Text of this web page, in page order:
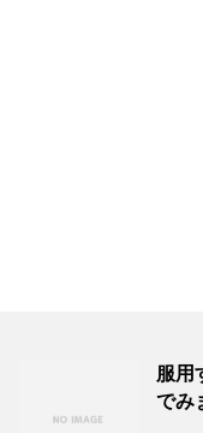
服用
でみ